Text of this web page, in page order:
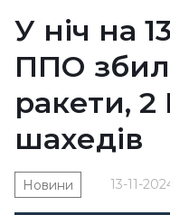
У ніч на
ППО
ракети, 2
шахедів
13-11-
Новини